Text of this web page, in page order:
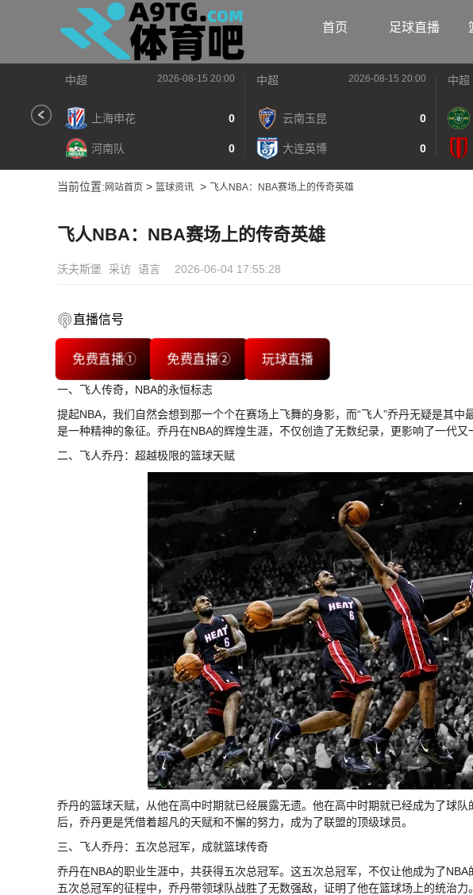
首页 足球直播
中超 2026-08-15 20:00
上海申花 0
河南队 0
中超 2026-08-15 20:00
云南玉昆 0
大连英博 0
中超
当前位置: 网站首页 > 篮球资讯 > 飞人NBA：NBA赛场上的传奇英雄
飞人NBA：NBA赛场上的传奇英雄
沃夫斯堡 采访 语言 2026-06-04 17:55:28
直播信号
免费直播① 免费直播② 玩球直播
一、飞人传奇，NBA的永恒标志
提起NBA，我们自然会想到那一个个在赛场上飞舞的身影，而“飞人”乔丹无疑是其
是一种精神的象征。乔丹在NBA的辉煌生涯，不仅创造了无数纪录，更影响了一代又
二、飞人乔丹：超越极限的篮球天赋
乔丹的篮球天赋，从他在高中时期就已经展露无遗。他在高中时期就已经成为了球
后，乔丹更是凭借着超凡的天赋和不懈的努力，成为了联盟的顶级球员。
三、飞人乔丹：五次总冠军，成就篮球传奇
乔丹在NBA的职业生涯中，共获得五次总冠军。这五次总冠军，不仅让他成为了
五次总冠军的征程中，乔丹带领球队战胜了无数强敌，证明了他在篮球场上的统治力。